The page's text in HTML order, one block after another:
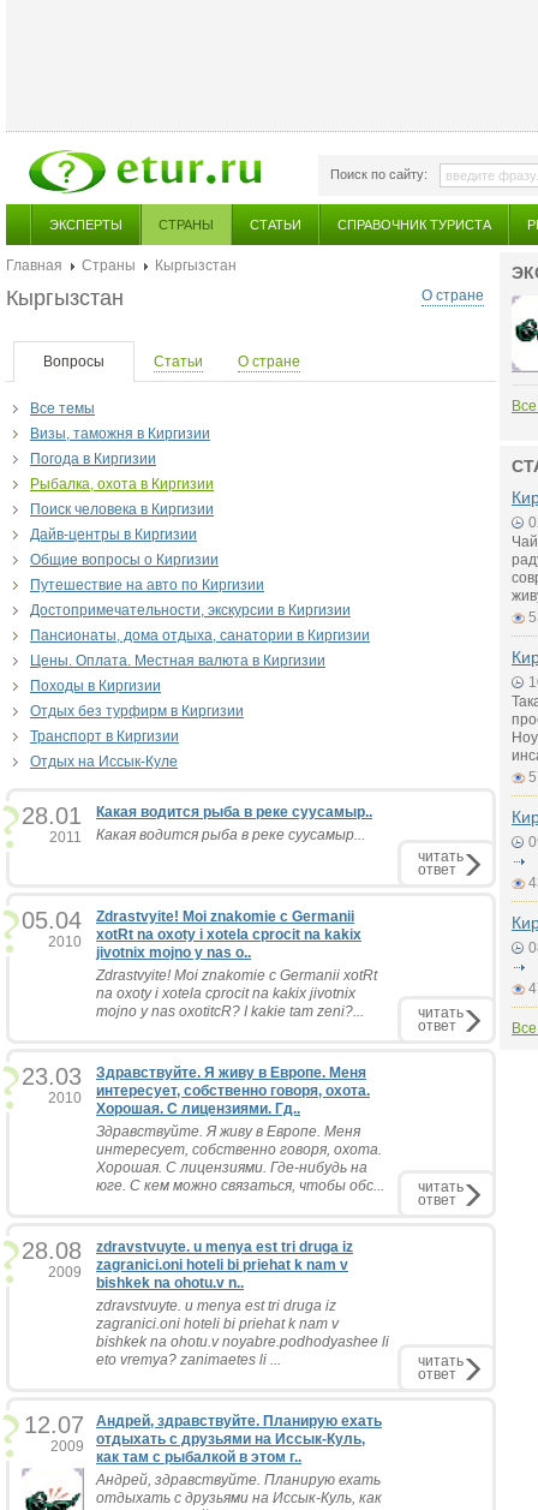
Поиск по сайту:
ЭКСПЕРТЫ СТРАНЫ СТАТЬИ СПРАВОЧНИК ТУРИСТА
Главная Страны
Кыргызстан
О стране
Кыргызстан
Вопросы Статьи О стране
Все темы
Визы, таможня в Киргизии
Погода в Киргизии
Рыбалка, охота в Киргизии
Поиск человека в Киргизии
Дайв-центры в Киргизии
Общие вопросы о Киргизии
Путешествие на авто по Киргизии
Достопримечательности, экскурсии в Киргизии
Пансионаты, дома отдыха, санатории в Киргизии
Цены. Оплата. Местная валюта в Киргизии
Походы в Киргизии
Отдых без турфирм в Киргизии
Транспорт в Киргизии
Отдых на Иссык-Куле
28.01
2011
Какая водится рыба в реке суусамыр..
Какая водится рыба в реке суусамыр...
читать
ответ
05.04
2010
Zdrastvyite! Moi znakomie c Germanii
xotRt na oxoty i xotela cprocit na kakix
jivotnix mojno y nas o..
Zdrastvyite! Moi znakomie c Germanii xotRt
na oxoty i xotela cprocit na kakix jivotnix
mojno y nas oxotitcR? I kakie tam zeni?...
читать
ответ
23.03
2010
Здравствуйте. Я живу в Европе. Меня
интересует, собственно говоря, охота.
Хорошая. С лицензиями. Гд..
Здравствуйте. Я живу в Европе. Меня
интересует, собственно говоря, охота.
Хорошая. С лицензиями. Где-нибудь на
юге. С кем можно связаться, чтобы обс...
читать
ответ
28.08
2009
zdravstvuyte. u menya est tri druga iz
zagranici.oni hoteli bi priehat k nam v
bishkek na ohotu.v n..
zdravstvuyte. u menya est tri druga iz
zagranici.oni hoteli bi priehat k nam v
bishkek na ohotu.v noyabre.podhodyashee li
eto vremya? zanimaetes li ...
читать
ответ
12.07
2009
Андрей, здравствуйте. Планирую ехать
отдыхать с друзьями на Иссык-Куль,
как там с рыбалкой в этом г..
Андрей, здравствуйте. Планирую ехать
отдыхать с друзьями на Иссык-Куль, как